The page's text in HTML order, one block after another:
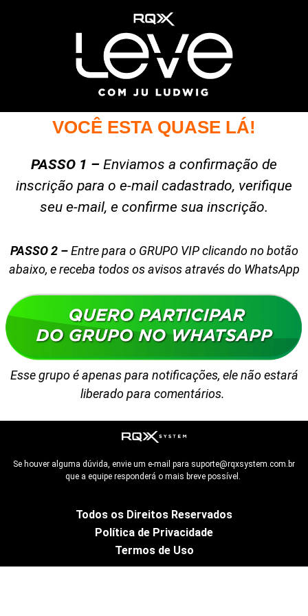
VOCÊ ESTA QUASE LÁ!
PASSO 1 – Enviamos a confirmação de
inscrição para o e-mail cadastrado, verifique
seu e-mail, e confirme sua inscrição.
PASSO2 –Entre para o GRUPO VIP clicando no botão
abaixo, e receba todos os avisos através do WhatsApp
Esse grupo é apenas para notificações, ele não estará
liberado para comentários.
Se houver alguma dúvida, envie um e-mail para suporte@rqxsystem.com.br
que a equipe responderá o mais breve possível.
Todos os Direitos Reservados
Política de Privacidade
Termos de Uso